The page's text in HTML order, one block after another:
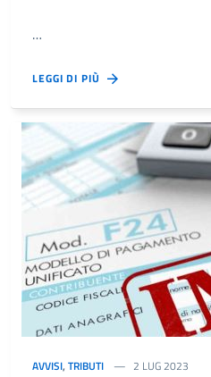
…
LEGGI DI PIÙ
AVVISI, TRIBUTI 2 LUG 2023